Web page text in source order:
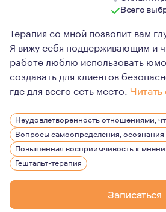
Всего
Терапия со мной позволит вам
Я вижу себя поддерживающим и
работе люблю использовать
создавать для клиентов
где для всего есть место.
Мне искренне интересен
Я много внимания и энергии
Неудовлетворенность отношениями,
Вопросы самоопределения,
Гештальт-терапия
Записаться